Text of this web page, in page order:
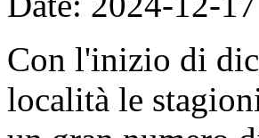
Con l'inizio di
località le